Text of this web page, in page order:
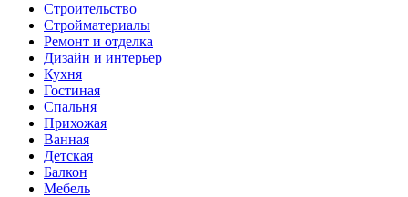
Строительство
Стройматериалы
Ремонт и отделка
Дизайн и интерьер
Кухня
Гостиная
Спальня
Прихожая
Ванная
Детская
Балкон
Мебель